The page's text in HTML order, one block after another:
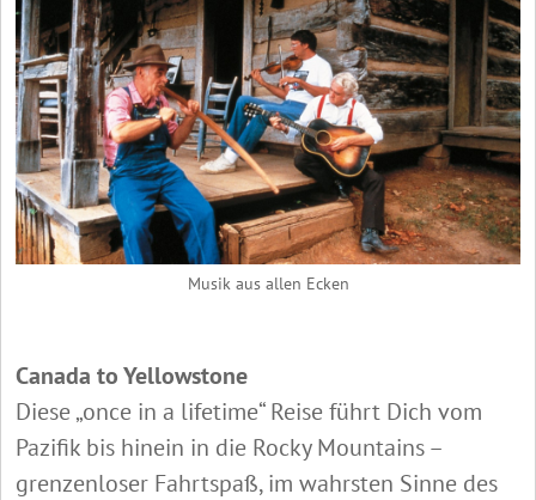
Musik aus allen Ecken
Canada to Yellowstone
Diese „once in a lifetime“ Reise führt Dich vom
Pazifik bis hinein in die Rocky Mountains –
grenzenloser Fahrtspaß, im wahrsten Sinne des